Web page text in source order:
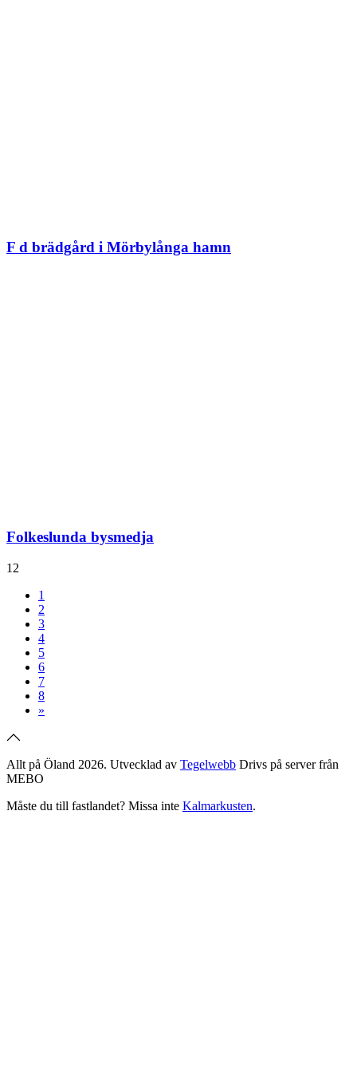
F d brädgård i Mörbylånga hamn
Folkeslunda bysmedja
12
1
2
3
4
5
6
7
8
»
Allt på Öland 2026. Utvecklad av Tegelwebb Drivs på server från
MEBO
Måste du till fastlandet? Missa inte Kalmarkusten.